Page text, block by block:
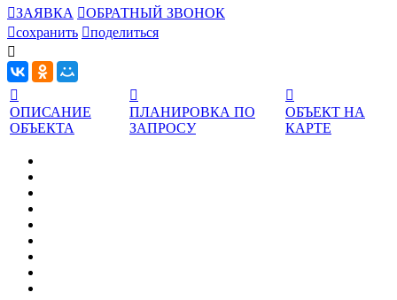
ЗАЯВКА ОБРАТНЫЙ ЗВОНОК
сохранить поделиться


ОПИСАНИЕ
ОБЪЕКТА

ПЛАНИРОВКА ПО
ЗАПРОСУ

ОБЪЕКТ НА
КАРТЕ